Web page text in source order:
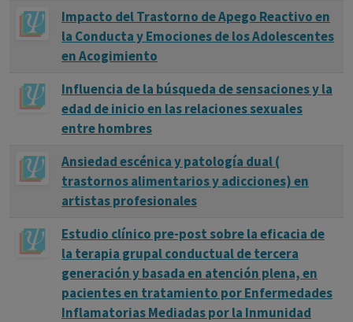
Impacto del Trastorno de Apego Reactivo en
la Conducta y Emociones de los Adolescentes
en Acogimiento
Influencia de la búsqueda de sensaciones y la
edad de inicio en las relaciones sexuales
entre hombres
Ansiedad escénica y patología dual (
trastornos alimentarios y adicciones) en
artistas profesionales
Estudio clínico pre-post sobre la eficacia de
la terapia grupal conductual de tercera
generación y basada en atención plena, en
pacientes en tratamiento por Enfermedades
Inflamatorias Mediadas por la Inmunidad